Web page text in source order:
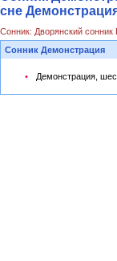
сне
Сонник: Дворянский
Сонник Демонстрация
Демонстрация,